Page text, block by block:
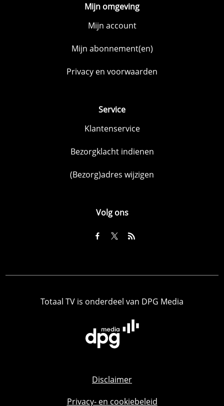
Mijn omgeving
Mijn account
Mijn abonnement(en)
Privacy en voorwaarden
Service
Klantenservice
Bezorgklacht indienen
(Bezorg)adres wijzigen
Volg ons
Totaal TV is onderdeel van DPG Media
Disclaimer
Privacy- en cookiebeleid